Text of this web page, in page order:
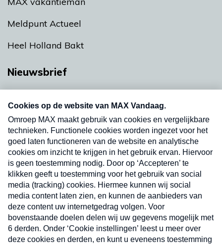
Meldpunt Actueel
Heel Holland Bakt
Nieuwsbrief
Neem hier een gratis abonnement op onze
nieuwsbrief. Elke vrijdag- en dinsdagochtend in
uw mailbox.
Verzend
Nieuwsbrief